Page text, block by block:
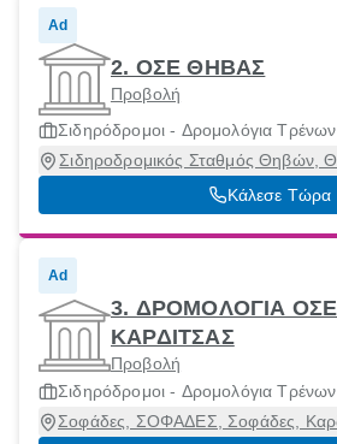
Ad
2. ΟΣΕ ΘΗΒΑΣ
Προβολή
Σιδηρόδρομοι - Δρομολόγια Τρένων
Σιδηροδρομικός Σταθμός Θηβών,
32200
Κάλεσε Τώρα
Ad
3. ΔΡΟΜΟΛΟΓΙΑ
ΚΑΡΔΙΤΣΑΣ
Προβολή
Σιδηρόδρομοι - Δρομολόγια Τρένων
Σοφάδες, ΣΟΦΑΔΕΣ, Σοφάδες,